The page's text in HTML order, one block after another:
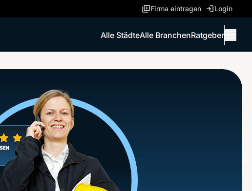
Firma eintragen Login
Alle StädteAlle BranchenRatgeber